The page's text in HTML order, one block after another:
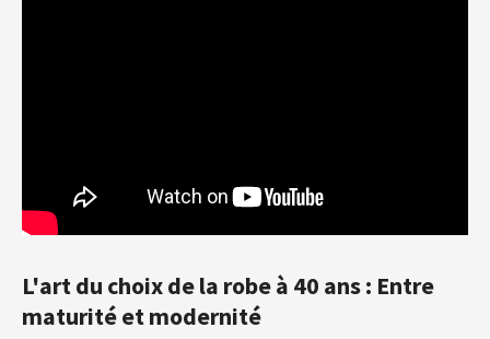
L'art du choix de la robe à 40 ans : Entre
maturité et modernité